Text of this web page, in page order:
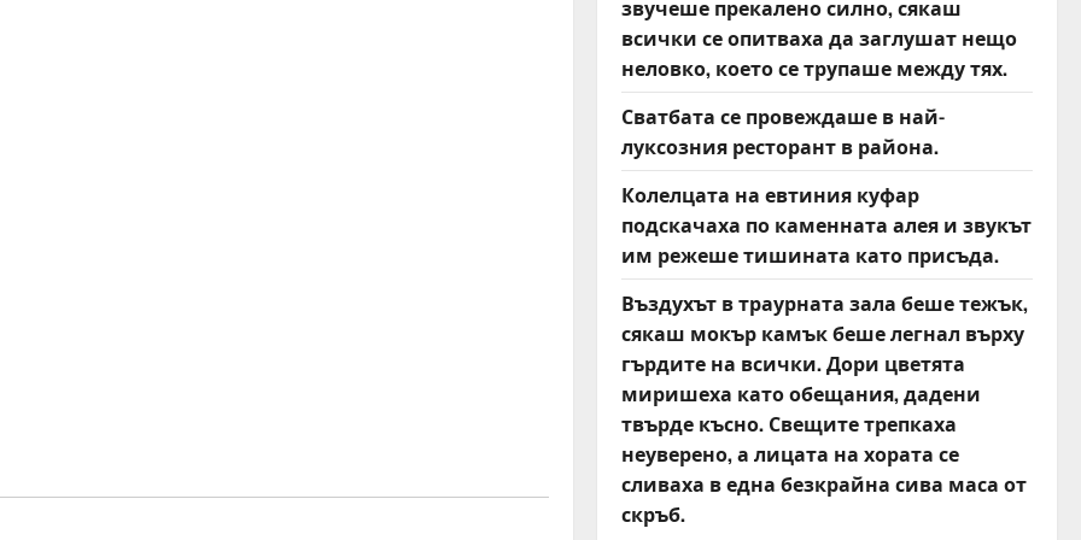
звучеше прекалено силно, сякаш
всички се опитваха да заглушат нещо
неловко, което се трупаше между тях.
Сватбата се провеждаше в най-
луксозния ресторант в района.
Колелцата на евтиния куфар
подскачаха по каменната алея и звукът
им режеше тишината като присъда.
Въздухът в траурната зала беше тежък,
сякаш мокър камък беше легнал върху
гърдите на всички. Дори цветята
миришеха като обещания, дадени
твърде късно. Свещите трепкаха
неуверено, а лицата на хората се
сливаха в една безкрайна сива маса от
скръб.